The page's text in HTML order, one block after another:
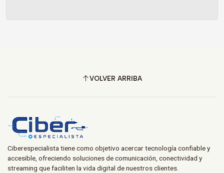
VOLVER ARRIBA
Ciberespecialista tiene como objetivo acercar tecnología confiable y
accesible, ofreciendo soluciones de comunicación, conectividad y
streaming que faciliten la vida digital de nuestros clientes.